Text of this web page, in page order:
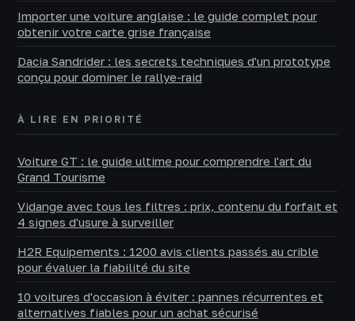
Importer une voiture anglaise : le guide complet pour
obtenir votre carte grise française
Dacia Sandrider : les secrets techniques d'un prototype
conçu pour dominer le rallye-raid
À LIRE EN PRIORITÉ
Voiture GT : le guide ultime pour comprendre l'art du
Grand Tourisme
Vidange avec tous les filtres : prix, contenu du forfait et
4 signes d'usure à surveiller
H2R Equipements : 1200 avis clients passés au crible
pour évaluer la fiabilité du site
10 voitures d'occasion à éviter : pannes récurrentes et
alternatives fiables pour un achat sécurisé